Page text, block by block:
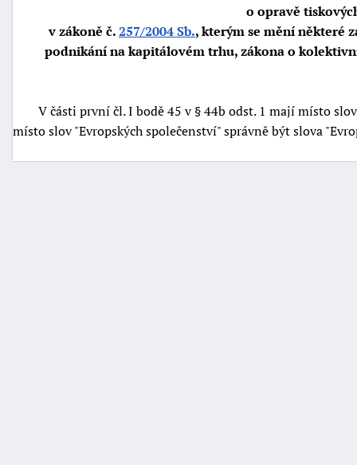
o opravě
v zákoně č.257/2004 Sb., kterým se mění některé
podnikání na kapitálovém trhu, zákona o
V části první čl. I bodě 45 v § 44b odst. 1 mají místo slov
místo slov "Evropských společenství" správně být slova